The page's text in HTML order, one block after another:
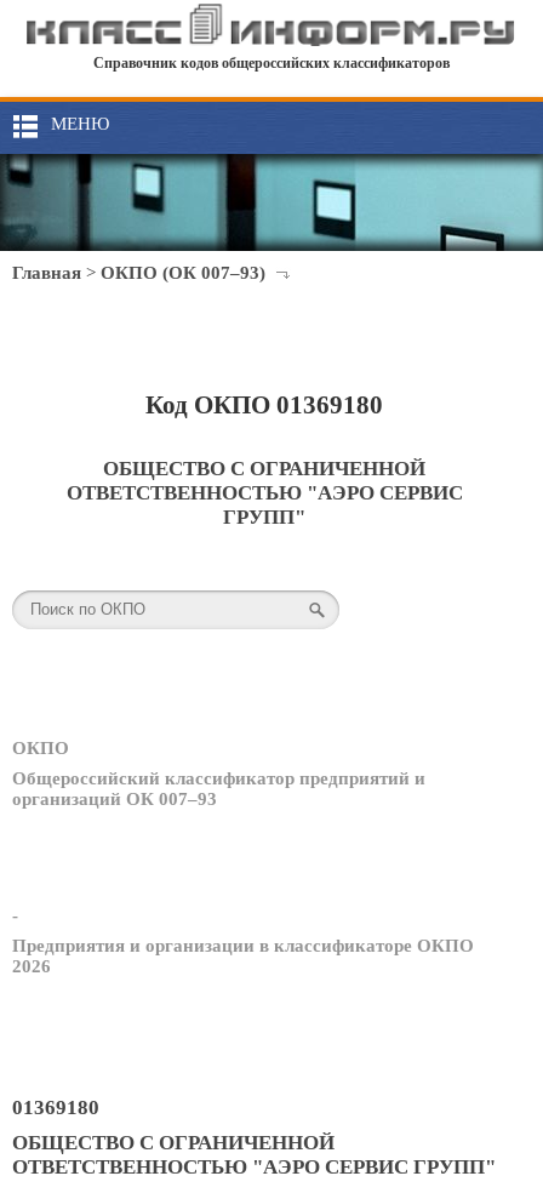
Справочник кодов общероссийских классификаторов
МЕНЮ
Главная > ОКПО (ОК 007–93)
Код ОКПО 01369180
ОБЩЕСТВО С ОГРАНИЧЕННОЙ
ОТВЕТСТВЕННОСТЬЮ "АЭРО СЕРВИС
ГРУПП"
ОКПО
Общероссийский классификатор предприятий и
организаций ОК 007–93
-
Предприятия и организации в классификаторе ОКПО
2026
01369180
ОБЩЕСТВО С ОГРАНИЧЕННОЙ
ОТВЕТСТВЕННОСТЬЮ "АЭРО СЕРВИС ГРУПП"